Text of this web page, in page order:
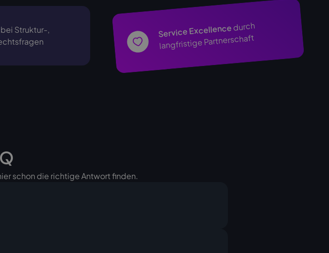
Struktur-,
Service Excellencedurch
langfristige Partnerschaft
schon die richtige Antwort finden.
annehmen, stellen wir Ihnen die Rechnung. Nach